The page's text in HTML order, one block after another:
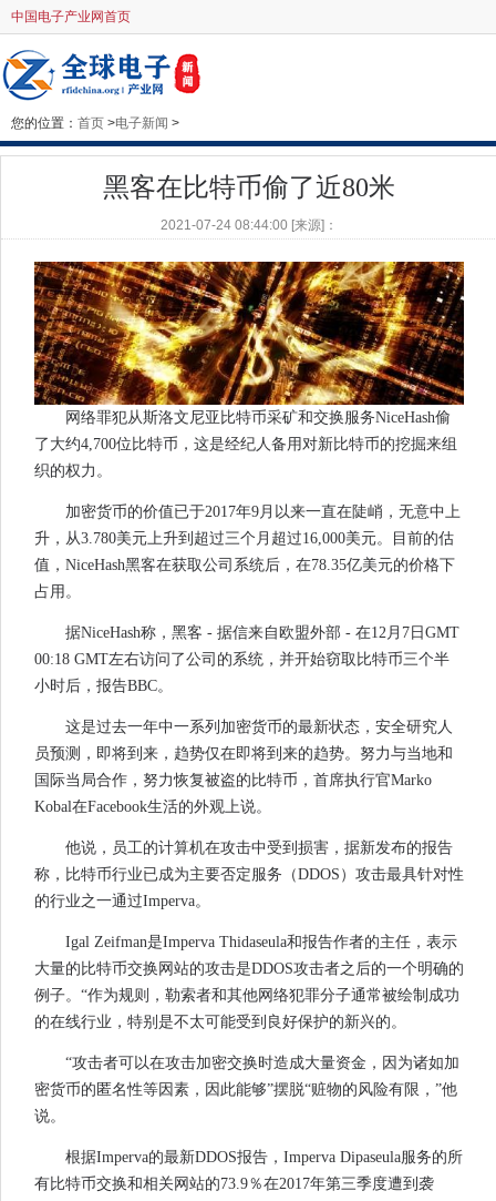
中国电子产业网首页
您的位置： 首页 >电子新闻 >
黑客在比特币偷了近80米
2021-07-24 08:44:00 [来源]：
网络罪犯从斯洛文尼亚比特币采矿和交换服务NiceHash偷
了大约4,700位比特币，这是经纪人备用对新比特币的挖掘来组
织的权力。
加密货币的价值已于2017年9月以来一直在陡峭，无意中上
升，从3.780美元上升到超过三个月超过16,000美元。目前的估
值，NiceHash黑客在获取公司系统后，在78.35亿美元的价格下
占用。
据NiceHash称，黑客 - 据信来自欧盟外部 - 在12月7日GMT
00:18 GMT左右访问了公司的系统，并开始窃取比特币三个半
小时后，报告BBC。
这是过去一年中一系列加密货币的最新状态，安全研究人
员预测，即将到来，趋势仅在即将到来的趋势。努力与当地和
国际当局合作，努力恢复被盗的比特币，首席执行官Marko
Kobal在Facebook生活的外观上说。
他说，员工的计算机在攻击中受到损害，据新发布的报告
称，比特币行业已成为主要否定服务（DDOS）攻击最具针对性
的行业之一通过Imperva。
Igal Zeifman是Imperva Thidaseula和报告作者的主任，表示
大量的比特币交换网站的攻击是DDOS攻击者之后的一个明确的
例子。“作为规则，勒索者和其他网络犯罪分子通常被绘制成功
的在线行业，特别是不太可能受到良好保护的新兴的。
“攻击者可以在攻击加密交换时造成大量资金，因为诸如加
密货币的匿名性等因素，因此能够”摆脱“赃物的风险有限，”他
说。
根据Imperva的最新DDOS报告，Imperva Dipaseula服务的所
有比特币交换和相关网站的73.9％在2017年第三季度遭到袭